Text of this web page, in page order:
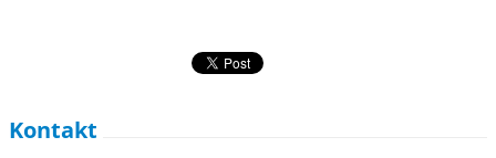
Kontakt